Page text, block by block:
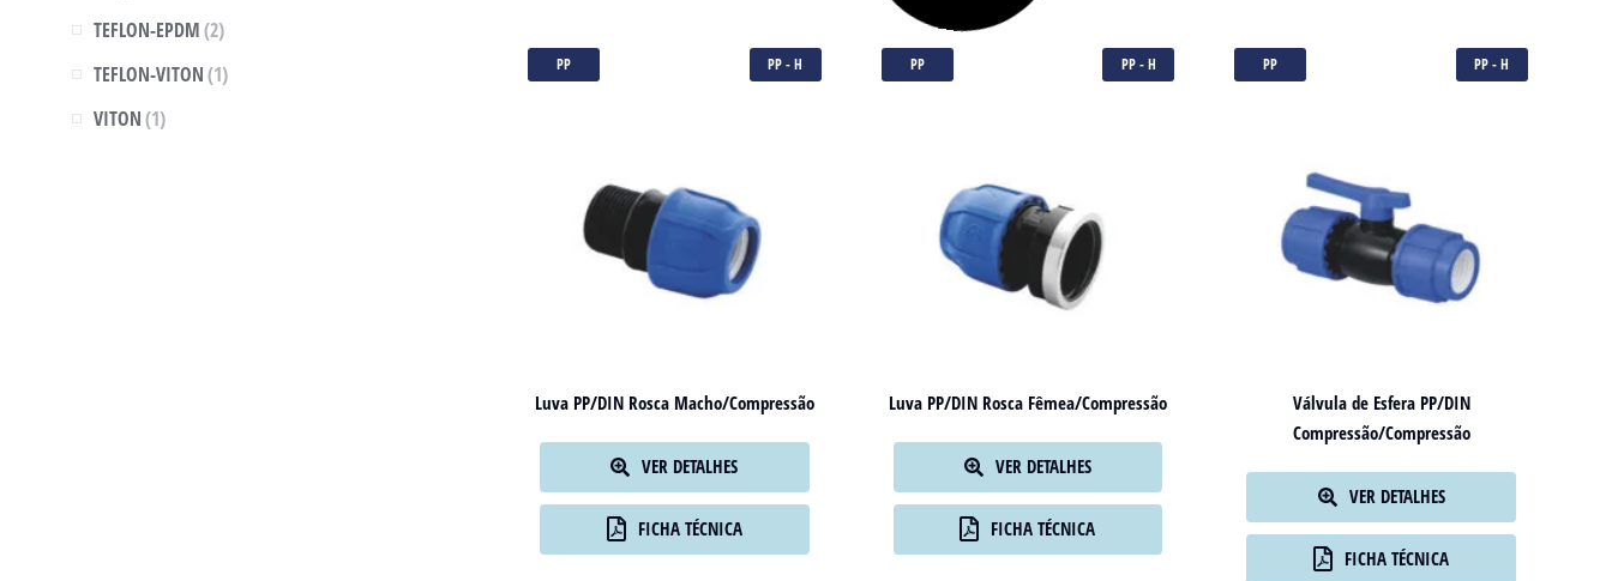
TEFLON-EPDM(2)
TEFLON-VITON(1)
VITON(1)
PP PP - H
Luva PP/DIN Rosca Macho/Compressão
VER DETALHES
FICHA TÉCNICA
PP PP - H
Luva PP/DIN Rosca Fêmea/Compressão
VER DETALHES
FICHA TÉCNICA
PP PP - H
Válvula de Esfera PP/DIN
Compressão/Compressão
VER DETALHES
FICHA TÉCNICA